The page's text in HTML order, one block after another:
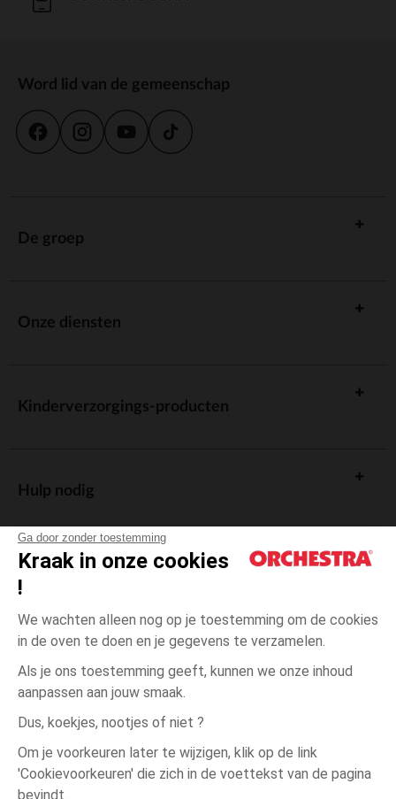
Ga door zonder toestemming
Kraak in onze cookies
!
We wachten alleen nog op je toestemming om de cookies
in de oven te doen en je gegevens te verzamelen.
Als je ons toestemming geeft, kunnen we onze inhoud
aanpassen aan jouw smaak.
Dus, koekjes, nootjes of niet ?
Om je voorkeuren later te wijzigen, klik op de link
'Cookievoorkeuren' die zich in de voettekst van de pagina
bevindt.
Ecru Ecru
6
Word lid van de gemeenschap
De groep
Onze diensten
Kinderverzorgings-producten
Hulp nodig
Algemene verkoopsvoorwaarden
Wettelijke bepalingen
Persoonsgegevens